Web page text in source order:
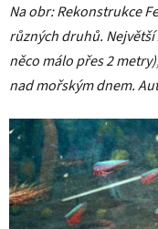
Na obr: Rekonstrukce
různých druhů.
něco málo přes 2
nad mořským dnem.